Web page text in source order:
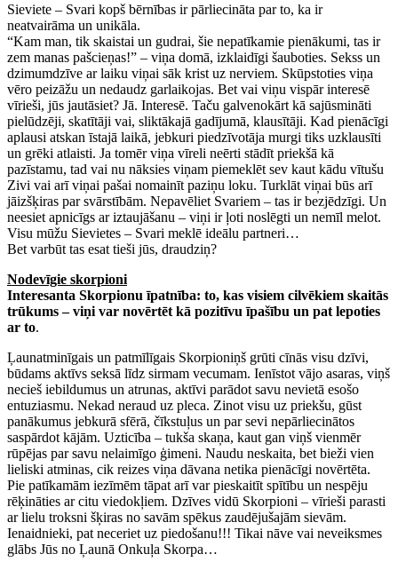
Sieviete – Svari kopš bērnības ir pārliecināta par to, ka ir
neatvairāma un unikāla.
“Kam man, tik skaistai un gudrai, šie nepatīkamie pienākumi, tas ir
zem manas pašcieņas!” – viņa domā, izklaidīgi šauboties. Sekss un
dzimumdzīve ar laiku viņai sāk krist uz nerviem. Skūpstoties viņa
vēro peizāžu un nedaudz garlaikojas. Bet vai viņu vispār interesē
vīrieši, jūs jautāsiet? Jā. Interesē. Taču galvenokārt kā sajūsmināti
pielūdzēji, skatītāji vai, sliktākajā gadījumā, klausītāji. Kad pienācīgi
aplausi atskan īstajā laikā, jebkuri piedzīvotāja murgi tiks uzklausīti
un grēki atlaisti. Ja tomēr viņa vīreli neērti stādīt priekšā kā
pazīstamu, tad vai nu nāksies viņam piemeklēt sev kaut kādu vītušu
Zivi vai arī viņai pašai nomainīt paziņu loku. Turklāt viņai būs arī
jāizšķiras par svārstībām. Nepavēliet Svariem – tas ir bezjēdzīgi. Un
neesiet apnicīgs ar iztaujāšanu – viņi ir ļoti noslēgti un nemīl melot.
Visu mūžu Sievietes – Svari meklē ideālu partneri…
Bet varbūt tas esat tieši jūs, draudziņ?
Nodevīgie skorpioni
Interesanta Skorpionu īpatnība: to, kas visiem cilvēkiem skaitās
trūkums – viņi var novērtēt kā pozitīvu īpašību un pat lepoties
ar to.
Ļaunatminīgais un patmīlīgais Skorpioniņš grūti cīnās visu dzīvi,
būdams aktīvs seksā līdz sirmam vecumam. Ienīstot vājo asaras, viņš
necieš iebildumus un atrunas, aktīvi parādot savu nevietā esošo
entuziasmu. Nekad neraud uz pleca. Zinot visu uz priekšu, gūst
panākumus jebkurā sfērā, čīkstuļus un par sevi nepārliecinātos
saspārdot kājām. Uzticība – tukša skaņa, kaut gan viņš vienmēr
rūpējas par savu nelaimīgo ģimeni. Naudu neskaita, bet bieži vien
lieliski atminas, cik reizes viņa dāvana netika pienācīgi novērtēta.
Pie patīkamām iezīmēm tāpat arī var pieskaitīt spītību un nespēju
rēķināties ar citu viedokļiem. Dzīves vidū Skorpioni – vīrieši parasti
ar lielu troksni šķiras no savām spēkus zaudējušajām sievām.
Ienaidnieki, pat neceriet uz piedošanu!!! Tikai nāve vai neveiksmes
glābs Jūs no Ļaunā Onkuļa Skorpa…